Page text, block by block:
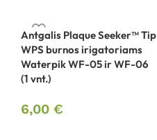
Antgalis Plaque Seeker™ Tip
WPS burnos irigatoriams
Waterpik WF-05 ir WF-06
(1 vnt.)
6,00 €